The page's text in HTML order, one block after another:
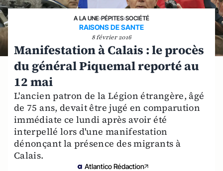
A LA UNE›PÉPITES›SOCIÉTÉ
RAISONS DE SANTE
8 février 2016
Manifestation à Calais : le procès
du général Piquemal reporté au
12 mai
L'ancien patron de la Légion étrangère, âgé
de 75 ans, devait être jugé en comparution
immédiate ce lundi après avoir été
interpellé lors d'une manifestation
dénonçant la présence des migrants à
Calais.
Atlantico Rédaction